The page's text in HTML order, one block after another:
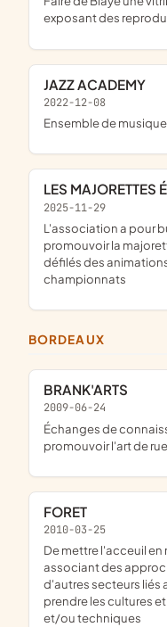
exposant des
JAZZ ACADEMY
2022-12-08
ensemble de
LES
2025-11-29
l'association a pour but de pratiquer enseigner et
promouvoir la
défilés des
championnats
BORDEAUX
BRANK'ARTS
2009-06-24
échanges de connaissances et de techniques dans le but de
promouvoir l'art de
FORET
2010-03-25
de mettre l'acceuil en résidence et le management de projets
associant des
d'autres secteurs liés
prendre les cultures
et/ou techniques